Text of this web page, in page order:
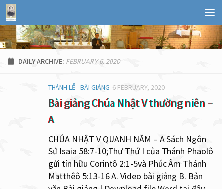
DAILY ARCHIVE: FEBRUARY 6, 2020
THÁNH LỄ - BÀI GIẢNG 6 FEBRUARY, 2020
Bài giảng Chúa Nhật V thường niên –
A
CHÚA NHẬT V QUANH NĂM – A Sách Ngôn
Sứ Isaia 58:7-10;Thư Thứ I của Thánh Phaolô
gửi tín hữu Corintô 2:1-5và Phúc Âm Thánh
Matthêô 5:13-16 A. Video bài giảng B. Bản